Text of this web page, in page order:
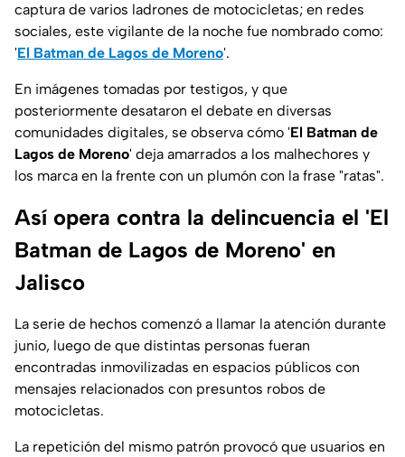
captura de varios ladrones de motocicletas; en redes
sociales, este vigilante de la noche fue nombrado como:
'El Batman de Lagos de Moreno'.
En imágenes tomadas por testigos, y que
posteriormente desataron el debate en diversas
comunidades digitales, se observa cómo 'El Batman de
Lagos de Moreno' deja amarrados a los malhechores y
los marca en la frente con un plumón con la frase "ratas".
Así opera contra la delincuencia el 'El
Batman de Lagos de Moreno' en
Jalisco
La serie de hechos comenzó a llamar la atención durante
junio, luego de que distintas personas fueran
encontradas inmovilizadas en espacios públicos con
mensajes relacionados con presuntos robos de
motocicletas.
La repetición del mismo patrón provocó que usuarios en